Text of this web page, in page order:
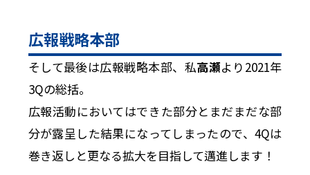
広報戦略本部
そして最後は広報戦略本部、私高瀬より2021年
3Qの総括。
広報活動においてはできた部分とまだまだな部
分が露呈した結果になってしまったので、4Qは
巻き返しと更なる拡大を目指して邁進します！